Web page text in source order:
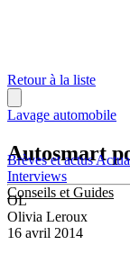
Brèves et actus
Interviews
Conseils et Guides
Retour à la liste
Lavage automobile
Autosmart
OL
Olivia Leroux
16 avril 2014